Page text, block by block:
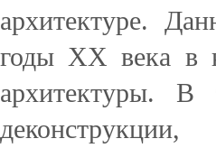
архитектуре.
годы XX века в
архитектуры. В